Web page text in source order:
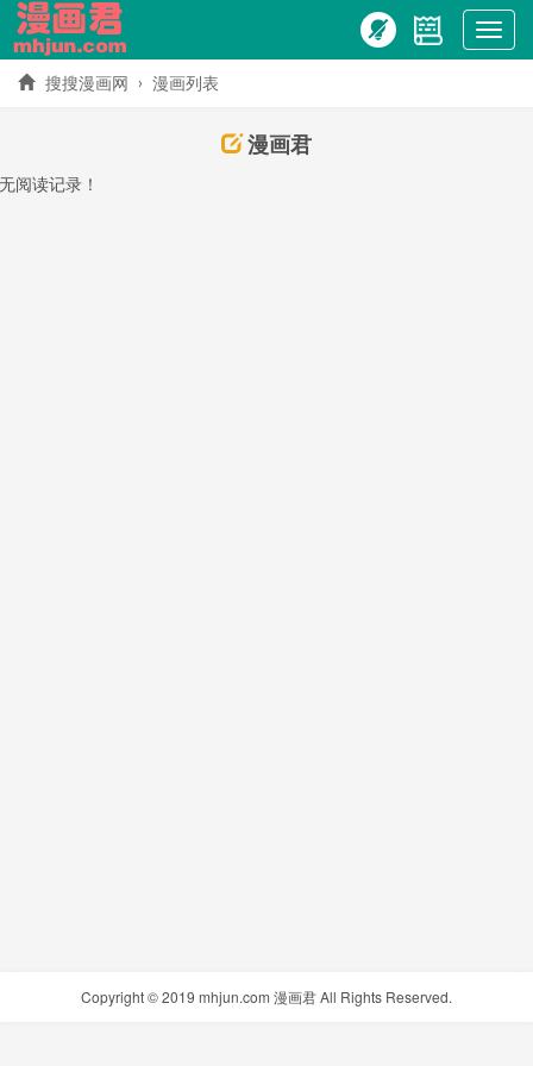
Show
menu
搜搜漫画网 漫画列表
漫画君
阅读记录！
Copyright © 2019 mhjun.com 漫画君 All Rights Reserved.